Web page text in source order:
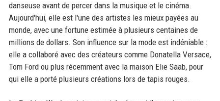
danseuse avant de percer dans la musique et le cinéma.
Aujourd'hui, elle est l'une des artistes les mieux payées au
monde, avec une fortune estimée à plusieurs centaines de
millions de dollars. Son influence sur la mode est indéniable :
elle a collaboré avec des créateurs comme Donatella Versace,
Tom Ford ou plus récemment avec la maison Elie Saab, pour
qui elle a porté plusieurs créations lors de tapis rouges.